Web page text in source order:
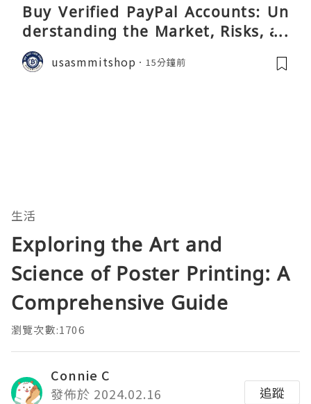
Buy Verified PayPal Accounts: Un
derstanding the Market, Risks, an
d Safer Alternatives
usasmmitshop 15分鐘前
生活
Exploring the Art and
Science of Poster Printing: A
Comprehensive Guide
瀏覽次數:1706
Connie C
發佈於 2024.02.16
追蹤